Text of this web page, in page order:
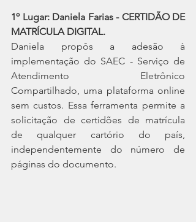
1º Lugar: Daniela Farias - CERTIDÃO DE
MATRÍCULA DIGITAL.
Daniela propôs a adesão à
implementação do SAEC - Serviço de
Atendimento Eletrônico
Compartilhado, uma plataforma online
sem custos. Essa ferramenta permite a
solicitação de certidões de matrícula
de qualquer cartório do país,
independentemente do número de
páginas do documento.